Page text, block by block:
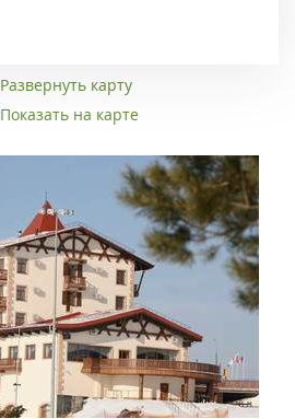
Развернуть карту